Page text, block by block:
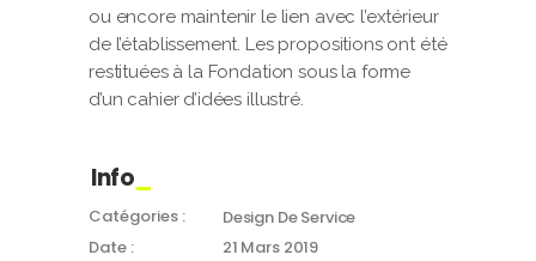
ou encore maintenir le lien avec l’extérieur
de l’établissement. Les propositions ont été
restituées à la Fondation sous la forme
d’un cahier d’idées illustré.
Info
Catégories :
Design De Service
Date :
21 Mars 2019